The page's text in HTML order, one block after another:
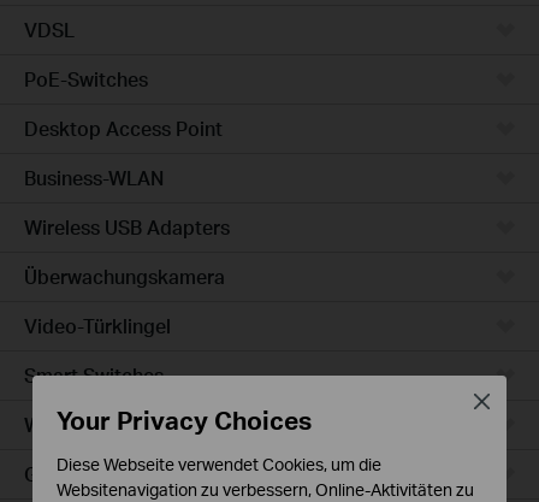
VDSL
PoE-Switches
Desktop Access Point
Business-WLAN
Wireless USB Adapters
Überwachungskamera
Video-Türklingel
Smart Switches
WLAN-Steckdosen
Glühbirne & LED-Streifen
Your Privacy Choices
Diese Webseite verwendet Cookies, um die
Websitenavigation zu verbessern, Online-Aktivitäten zu
Close